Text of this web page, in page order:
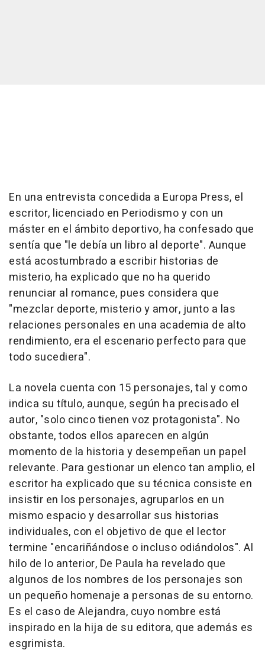
En una entrevista concedida a Europa Press, el
escritor, licenciado en Periodismo y con un
máster en el ámbito deportivo, ha confesado que
sentía que "le debía un libro al deporte". Aunque
está acostumbrado a escribir historias de
misterio, ha explicado que no ha querido
renunciar al romance, pues considera que
"mezclar deporte, misterio y amor, junto a las
relaciones personales en una academia de alto
rendimiento, era el escenario perfecto para que
todo sucediera".
La novela cuenta con 15 personajes, tal y como
indica su título, aunque, según ha precisado el
autor, "solo cinco tienen voz protagonista". No
obstante, todos ellos aparecen en algún
momento de la historia y desempeñan un papel
relevante. Para gestionar un elenco tan amplio, el
escritor ha explicado que su técnica consiste en
insistir en los personajes, agruparlos en un
mismo espacio y desarrollar sus historias
individuales, con el objetivo de que el lector
termine "encariñándose o incluso odiándolos". Al
hilo de lo anterior, De Paula ha revelado que
algunos de los nombres de los personajes son
un pequeño homenaje a personas de su entorno.
Es el caso de Alejandra, cuyo nombre está
inspirado en la hija de su editora, que además es
esgrimista.